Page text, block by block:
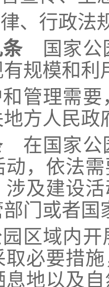
律、行政
国家公
规模和
管理需
方人民政
在国家公
动，依法
涉及建设
门或者
区域内
取必要措
息地以及